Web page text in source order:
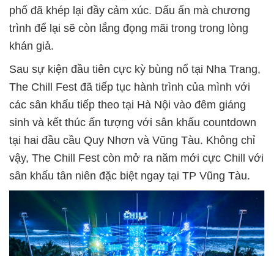
phố đã khép lại đầy cảm xúc. Dấu ấn mà chương
trình để lại sẽ còn lắng đọng mãi trong trong lòng
khán giả.
Sau sự kiện đầu tiên cực kỳ bùng nổ tại Nha Trang,
The Chill Fest đã tiếp tục hành trình của mình với
các sân khấu tiếp theo tại Hà Nội vào đêm giáng
sinh và kết thúc ấn tượng với sân khấu countdown
tại hai đầu cầu Quy Nhơn và Vũng Tàu. Không chỉ
vậy, The Chill Fest còn mở ra năm mới cực Chill với
sân khấu tân niên đặc biệt ngay tại TP Vũng Tàu.